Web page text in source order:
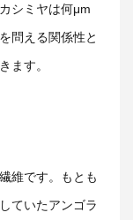
シミヤは何μm
問える関係性と
ます。
維です。もとも
ていたアンゴラ